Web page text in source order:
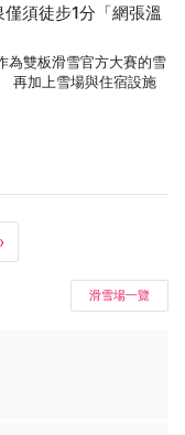
須徒步1分「網張溫
為雙板滑雪官方大賽的雪
再加上雪場與住宿設施
滑雪場一覽